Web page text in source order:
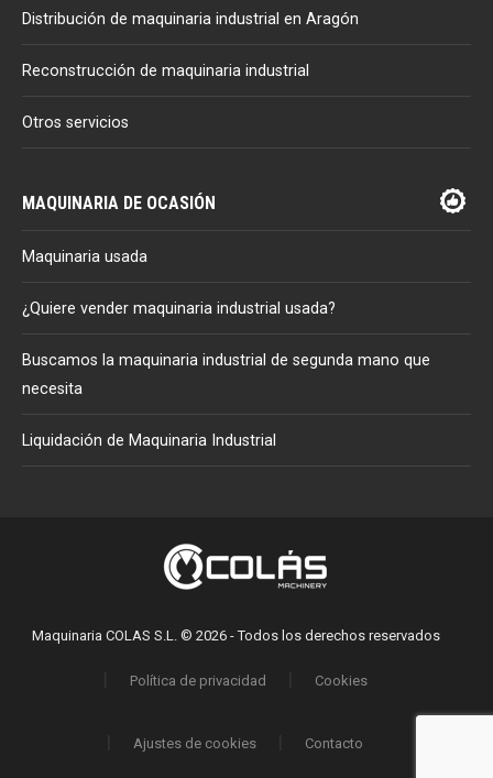
Distribución de maquinaria industrial en Aragón
Reconstrucción de maquinaria industrial
Otros servicios
MAQUINARIA DE OCASIÓN
Maquinaria usada
¿Quiere vender maquinaria industrial usada?
Buscamos la maquinaria industrial de segunda mano que
necesita
Liquidación de Maquinaria Industrial
Maquinaria COLAS S.L. © 2026 - Todos los derechos reservados
Política de privacidad Cookies
Ajustes de cookies Contacto